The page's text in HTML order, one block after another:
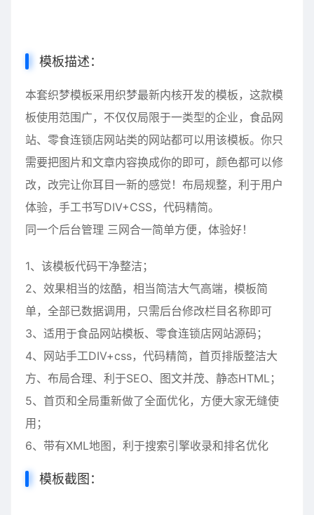
模板描述：
本套织梦模板采用织梦最新内核开发的模板，这款模
板使用范围广，不仅仅局限于一类型的企业，食品网
站、零食连锁店网站类的网站都可以用该模板。你只
需要把图片和文章内容换成你的即可，颜色都可以修
改，改完让你耳目一新的感觉！布局规整，利于用户
体验，手工书写DIV+CSS，代码精简。
同一个后台管理 三网合一简单方便，体验好！
1、该模板代码干净整洁；
2、效果相当的炫酷，相当简洁大气高端，模板简
单，全部已数据调用，只需后台修改栏目名称即可
3、适用于食品网站模板、零食连锁店网站源码；
4、网站手工DIV+css，代码精简，首页排版整洁大
方、布局合理、利于SEO、图文并茂、静态HTML；
5、首页和全局重新做了全面优化，方便大家无缝使
用；
6、带有XML地图，利于搜索引擎收录和排名优化
模板截图：